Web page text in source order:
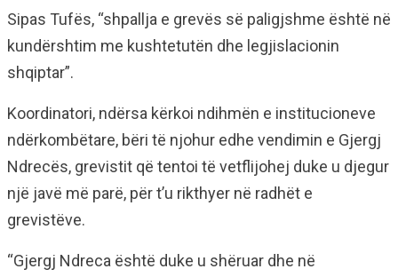
Sipas Tufës, “shpallja e grevës së paligjshme është në
kundërshtim me kushtetutën dhe legjislacionin
shqiptar”.
Koordinatori, ndërsa kërkoi ndihmën e institucioneve
ndërkombëtare, bëri të njohur edhe vendimin e Gjergj
Ndrecës, grevistit që tentoi të vetflijohej duke u djegur
një javë më parë, për t’u rikthyer në radhët e
grevistëve.
“Gjergj Ndreca është duke u shëruar dhe në